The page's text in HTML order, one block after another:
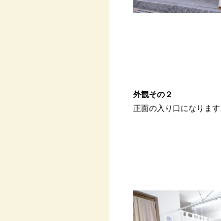
外観その２
正面の入り口になりま